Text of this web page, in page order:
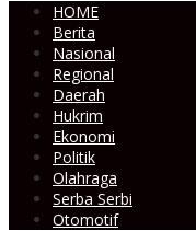
HOME
Berita
Nasional
Regional
Daerah
Hukrim
Ekonomi
Politik
Olahraga
Serba Serbi
Otomotif